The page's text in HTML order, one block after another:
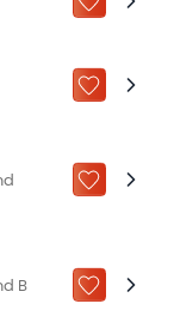
ZU „MEINE
ZU „MEINE
ZU „MEINE
B
ZU „MEINE